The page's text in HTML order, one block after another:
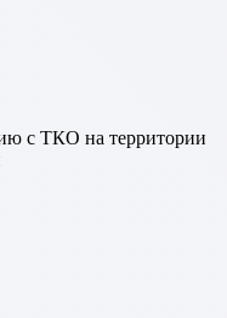
с ТКО на территории